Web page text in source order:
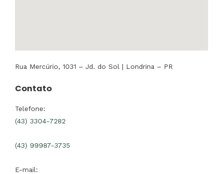
Rua Mercúrio, 1031 – Jd. do Sol | Londrina – PR
Contato
Telefone:
(43) 3304-7282
(43) 99987-3735
E-mail: